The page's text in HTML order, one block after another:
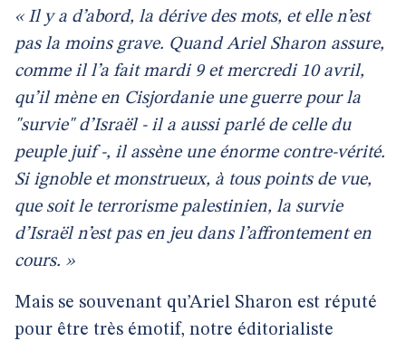
« Il y a d’abord, la dérive des mots, et elle n’est
pas la moins grave. Quand Ariel Sharon assure,
comme il l’a fait mardi 9 et mercredi 10 avril,
qu’il mène en Cisjordanie une guerre pour la
"survie" d’Israël - il a aussi parlé de celle du
peuple juif -, il assène une énorme contre-vérité.
Si ignoble et monstrueux, à tous points de vue,
que soit le terrorisme palestinien, la survie
d’Israël n’est pas en jeu dans l’affrontement en
cours. »
Mais se souvenant qu’Ariel Sharon est réputé
pour être très émotif, notre éditorialiste